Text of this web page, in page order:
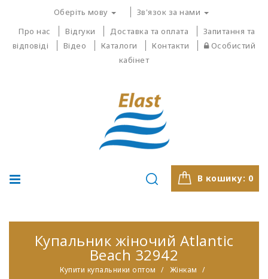
Оберіть мову
Зв'язок за нами
Про нас
Відгуки Доставка та оплата
Запитання та
відповіді
Відео Каталоги Контакти
Особистий
кабінет
В кошику: 0
Купальник жіночий Atlantic
Beach 32942
Купити купальники оптом
Жінкам